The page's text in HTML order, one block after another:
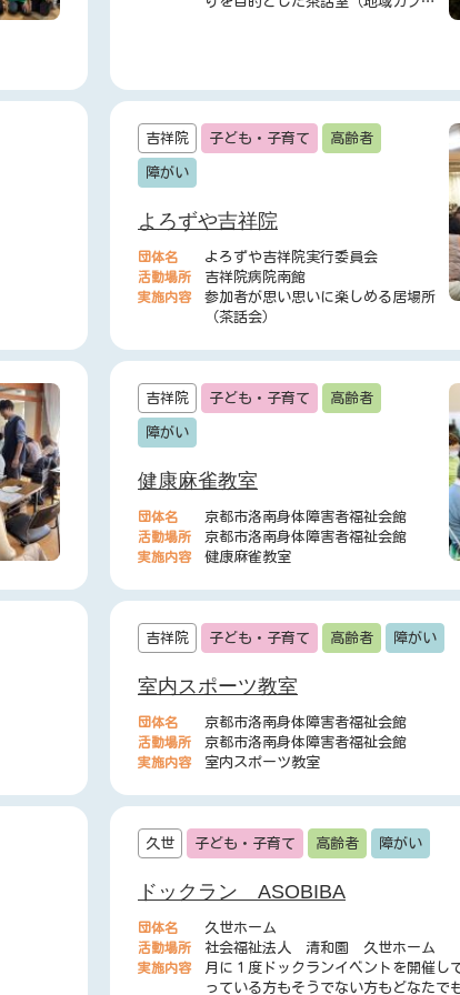
吉祥院 子ども・子育て 高齢者
障がい
よろずや吉祥院
団体名 よろずや吉祥院実行委員会
活動場所 吉祥院病院南館
実施内容
参加者が思い思いに楽しめる居場所
（茶話会）
吉祥院 子ども・子育て 高齢者
障がい
健康麻雀教室
団体名 京都市洛南身体障害者福祉会館
活動場所 京都市洛南身体障害者福祉会館
実施内容 健康麻雀教室
吉祥院 子ども・子育て 高齢者 障がい
室内スポーツ教室
団体名 京都市洛南身体障害者福祉会館
活動場所 京都市洛南身体障害者福祉会館
実施内容 室内スポーツ教室
久世 子ども・子育て 高齢者 障がい
ドックラン ASOBIBA
団体名 久世ホーム
活動場所 社会福祉法人 清和園 久世ホーム
実施内容
月に１度ドックランイベントを開催し
っている方もそうでない方もどなたで